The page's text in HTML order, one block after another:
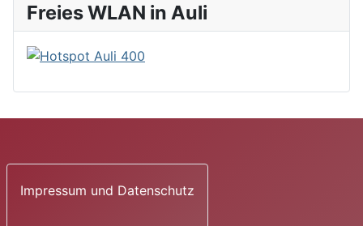
Freies WLAN in Auli
Impressum und Datenschutz